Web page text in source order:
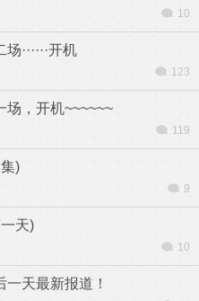
10
······开机
123
场，开机~~~~~~
119
)
9
天)
10
一天最新报道！